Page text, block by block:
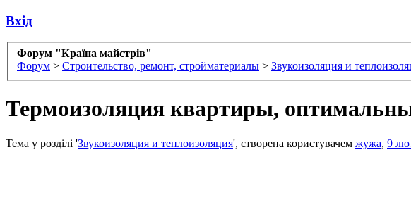
Вхід
Форум "Країна майстрів"
Форум > Строительство, ремонт, стройматериалы > Звукоизоляция и
Термоизоляция квартиры,
Тема у розділі 'Звукоизоляция и теплоизоляция', створена користувачем жужа, 9